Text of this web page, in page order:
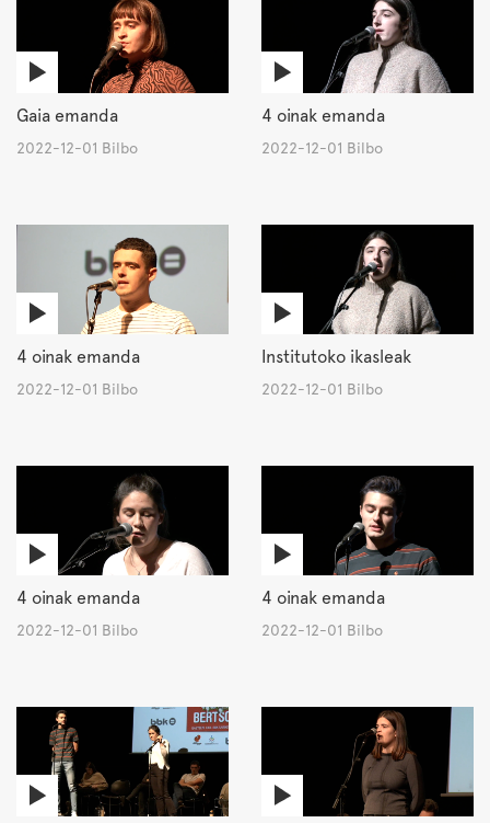
Gaia emanda
2022-12-01 Bilbo
4 oinak emanda
2022-12-01 Bilbo
4 oinak emanda
2022-12-01 Bilbo
Institutoko ikasleak
2022-12-01 Bilbo
4 oinak emanda
2022-12-01 Bilbo
4 oinak emanda
2022-12-01 Bilbo